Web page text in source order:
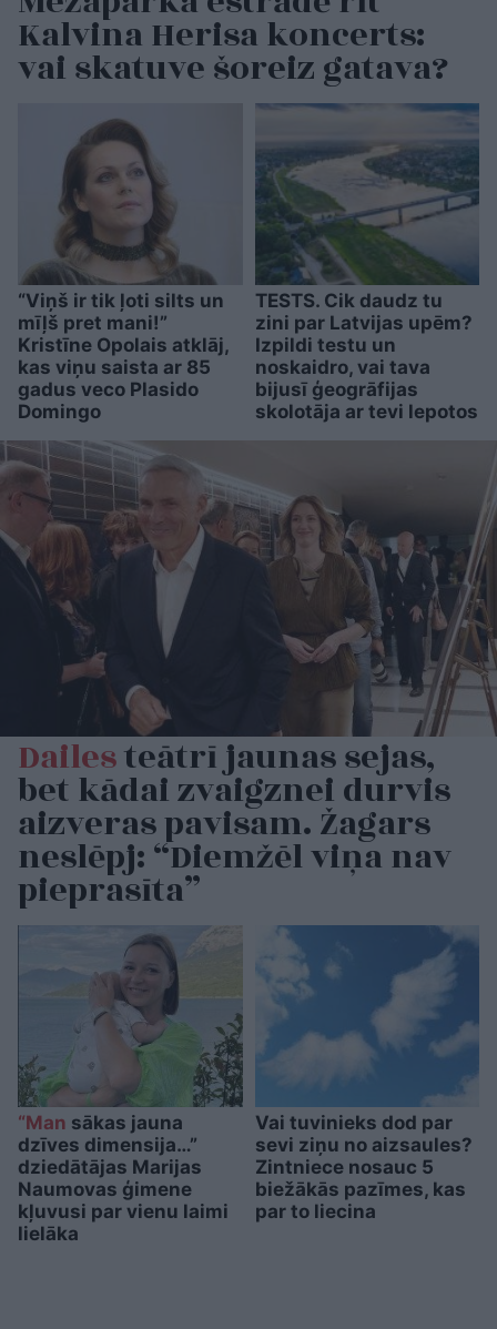
Kalvina Herisa koncerts:
vai skatuve šoreiz gatava?
“Viņš ir tik ļoti silts un
mīļš pret mani!”
Kristīne Opolais atklāj,
kas viņu saista ar 85
gadus veco Plasido
Domingo
TESTS. Cik daudz tu
zini par Latvijas upēm?
Izpildi testu un
noskaidro, vai tava
bijusī ģeogrāfijas
skolotāja ar tevi lepotos
Dailesteātrī jaunas sejas,
bet kādai zvaigznei durvis
aizveras pavisam. Žagars
neslēpj: “Diemžēl viņa nav
pieprasīta”
“Man sākas jauna
dzīves dimensija…”
dziedātājas Marijas
Naumovas ģimene
kļuvusi par vienu laimi
lielāka
Vai tuvinieks dod par
sevi ziņu no aizsaules?
Zintniece nosauc 5
biežākās pazīmes, kas
par to liecina